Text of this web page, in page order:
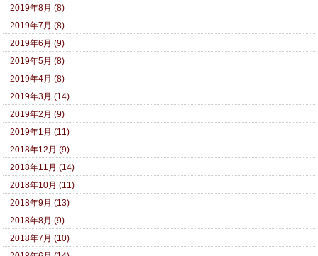
2019年8月 (8)
2019年7月 (8)
2019年6月 (9)
2019年5月 (8)
2019年4月 (8)
2019年3月 (14)
2019年2月 (9)
2019年1月 (11)
2018年12月 (9)
2018年11月 (14)
2018年10月 (11)
2018年9月 (13)
2018年8月 (9)
2018年7月 (10)